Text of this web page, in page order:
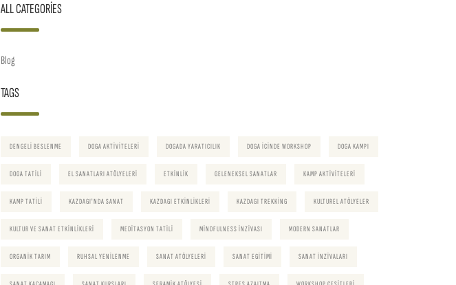
ALL CATEGORIES
Blog
TAGS
DENGELI BESLENME DOGA AKTIVITELERI DOGADA YARATICILIK DOGA ICINDE WORKSHOP DOGA KAMPI
DOGA TATILI EL SANATLARI ATÖLYELERI ETKINLIK GELENEKSEL SANATLAR KAMP AKTIVITELERI
KAMP TATILI KAZDAGI'NDA SANAT KAZDAGI ETKINLIKLERI KAZDAGI TREKKING KULTUREL ATÖLYELER
KULTUR VE SANAT ETKINLIKLERI MEDITASYON TATILI MINDFULNESS INZIVASI MODERN SANATLAR
ORGANIK TARIM RUHSAL YENILENME SANAT ATÖLYELERI SANAT EGITIMI SANAT INZIVALARI